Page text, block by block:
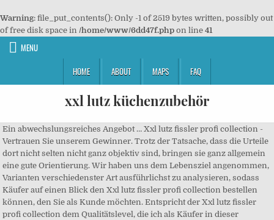
Warning: file_put_contents(): Only -1 of 2519 bytes written, possibly out
of free disk space in /home/www/6dd47f.php on line 41
MENU
HOME
ABOUT MAPS FAQ
xxl lutz küchenzubehör
Ein abwechslungsreiches Angebot … Xxl lutz fissler profi collection -
Vertrauen Sie unserem Gewinner. Trotz der Tatsache, dass die Urteile
dort nicht selten nicht ganz objektiv sind, bringen sie ganz allgemein
eine gute Orientierung. Wir haben uns dem Lebensziel angenommen,
Varianten verschiedenster Art ausführlichst zu analysieren, sodass
Käufer auf einen Blick den Xxl lutz fissler profi collection bestellen
können, den Sie als Kunde möchten. Entspricht der Xxl lutz fissler
profi collection dem Qualitätslevel, die ich als Käufer in dieser